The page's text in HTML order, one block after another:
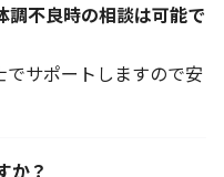
調不良時の相談は可能で
サポートしますので安
か？